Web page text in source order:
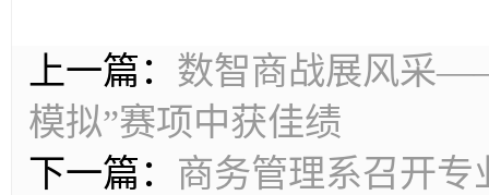
上一篇： 数智商战展风采
模拟”赛项中获佳绩
下一篇： 商务管理系召开